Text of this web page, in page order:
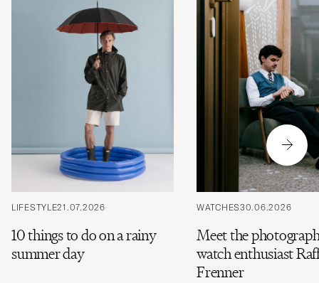
LIFESTYLE21.07.2026
10 things to do on a rainy
summer day
WATCHES30.06.2026
Meet the
watch enthusiast
Frenner